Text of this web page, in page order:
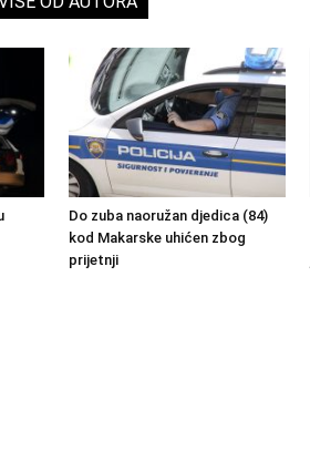
Do zuba naoružan djedica (84)
kod Makarske uhićen zbog
prijetnji